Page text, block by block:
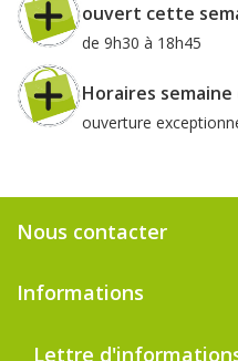
ouvert cette
de 9h30 à 18h45
Horaires semaine
ouverture
Nous contacter
Informations
Lettre